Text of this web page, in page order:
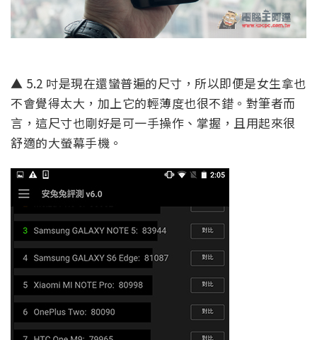
▲ 5.2 吋是現在還蠻普遍的尺寸，所以即便是女生拿也
不會覺得太大，加上它的輕薄度也很不錯。對筆者而
言，這尺寸也剛好是可一手操作、掌握，且用起來很
舒適的大螢幕手機。